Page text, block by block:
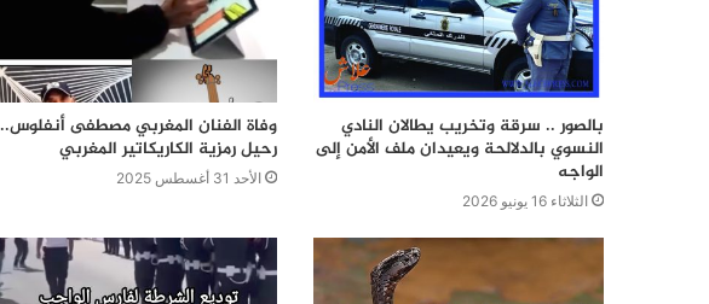
بالصور .. سرقة وتخريب يطالان النادي
النسوي بالدلالحة ويعيدان ملف الأمن إلى
الواجه
الثلاثاء 16 يونيو 2026
وفاة الفنان المغربي مصطفى أنفلوس..
رحيل رمزية الكاريكاتير المغربي
الأحد 31 أغسطس 2025